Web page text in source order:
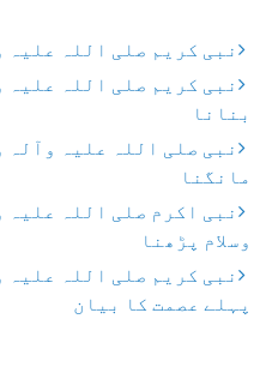
نبی کریم صلی اللہ
نبی کریم صلی اللہ
بنانا
نبی صلی اللہ علیہ وآلہ
مانگنا
نبی اکرم صلی اللہ
وسلام پڑھنا
نبی کریم صلی اللہ
پہلے عصمت کا بیان